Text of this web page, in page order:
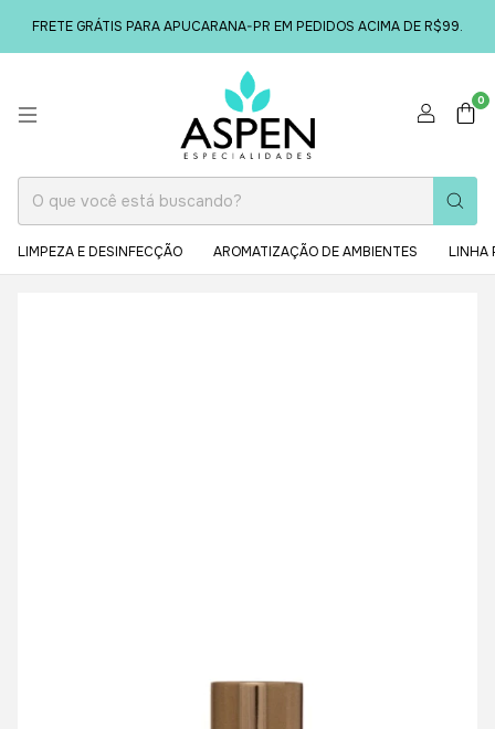
FRETE GRÁTIS PARA APUCARANA-PR EM PEDIDOS ACIMA DE R$99.
0
LIMPEZA E DESINFECÇÃO AROMATIZAÇÃO DE AMBIENTES LINHA